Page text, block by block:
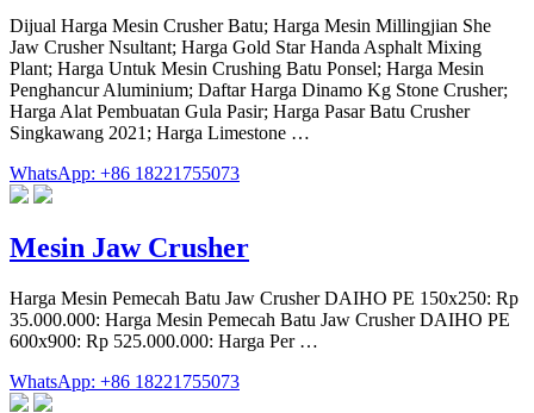
Dijual Harga Mesin Crusher Batu; Harga Mesin Millingjian She
Jaw Crusher Nsultant; Harga Gold Star Handa Asphalt Mixing
Plant; Harga Untuk Mesin Crushing Batu Ponsel; Harga Mesin
Penghancur Aluminium; Daftar Harga Dinamo Kg Stone Crusher;
Harga Alat Pembuatan Gula Pasir; Harga Pasar Batu Crusher
Singkawang 2021; Harga Limestone …
WhatsApp: +86 18221755073
Mesin Jaw Crusher
Harga Mesin Pemecah Batu Jaw Crusher DAIHO PE 150x250: Rp
35.000.000: Harga Mesin Pemecah Batu Jaw Crusher DAIHO PE
600x900: Rp 525.000.000: Harga Per …
WhatsApp: +86 18221755073